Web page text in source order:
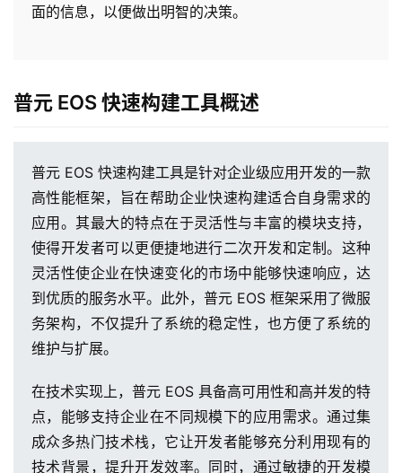
面的信息，以便做出明智的决策。
普元 EOS 快速构建工具概述
普元 EOS 快速构建工具是针对企业级应用开发的一款
高性能框架，旨在帮助企业快速构建适合自身需求的
应用。其最大的特点在于灵活性与丰富的模块支持，
使得开发者可以更便捷地进行二次开发和定制。这种
灵活性使企业在快速变化的市场中能够快速响应，达
到优质的服务水平。此外，普元 EOS 框架采用了微服
务架构，不仅提升了系统的稳定性，也方便了系统的
维护与扩展。
在技术实现上，普元 EOS 具备高可用性和高并发的特
点，能够支持企业在不同规模下的应用需求。通过集
成众多热门技术栈，它让开发者能够充分利用现有的
技术背景，提升开发效率。同时，通过敏捷的开发模